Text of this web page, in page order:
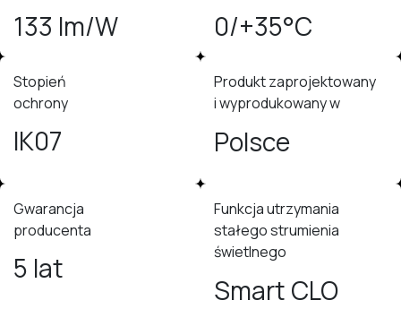
133 lm/W 0/+35°C
Stopień
ochrony
IK07
Produkt zaprojektowany
i wyprodukowany w
Polsce
Gwarancja
producenta
5 lat
Funkcja utrzymania
stałego strumienia
świetlnego
Smart CLO